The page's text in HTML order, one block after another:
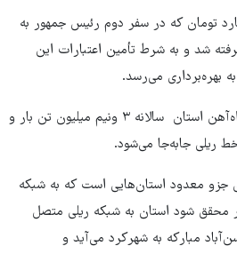
با ۳ هزار میلیارد تومان که در سفر دوم رئیس جمهور به
شد و به شرط تأمین اعتبارات این
بهره‌برداری می‌رسد.
ربیعی تصریح کرد: با افتتاح راه‌آهن استان سالانه ۳ ونیم میلیون تن بار و
جزو معدود استان‌هایی است که به شبکه
محقق شود استان به شبکه ریلی متصل
مبارکه به شهرکرد می‌آید و